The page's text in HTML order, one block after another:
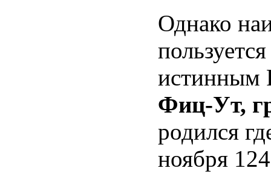
Однако
истинным
Фиц-Ут,
родился
ноября